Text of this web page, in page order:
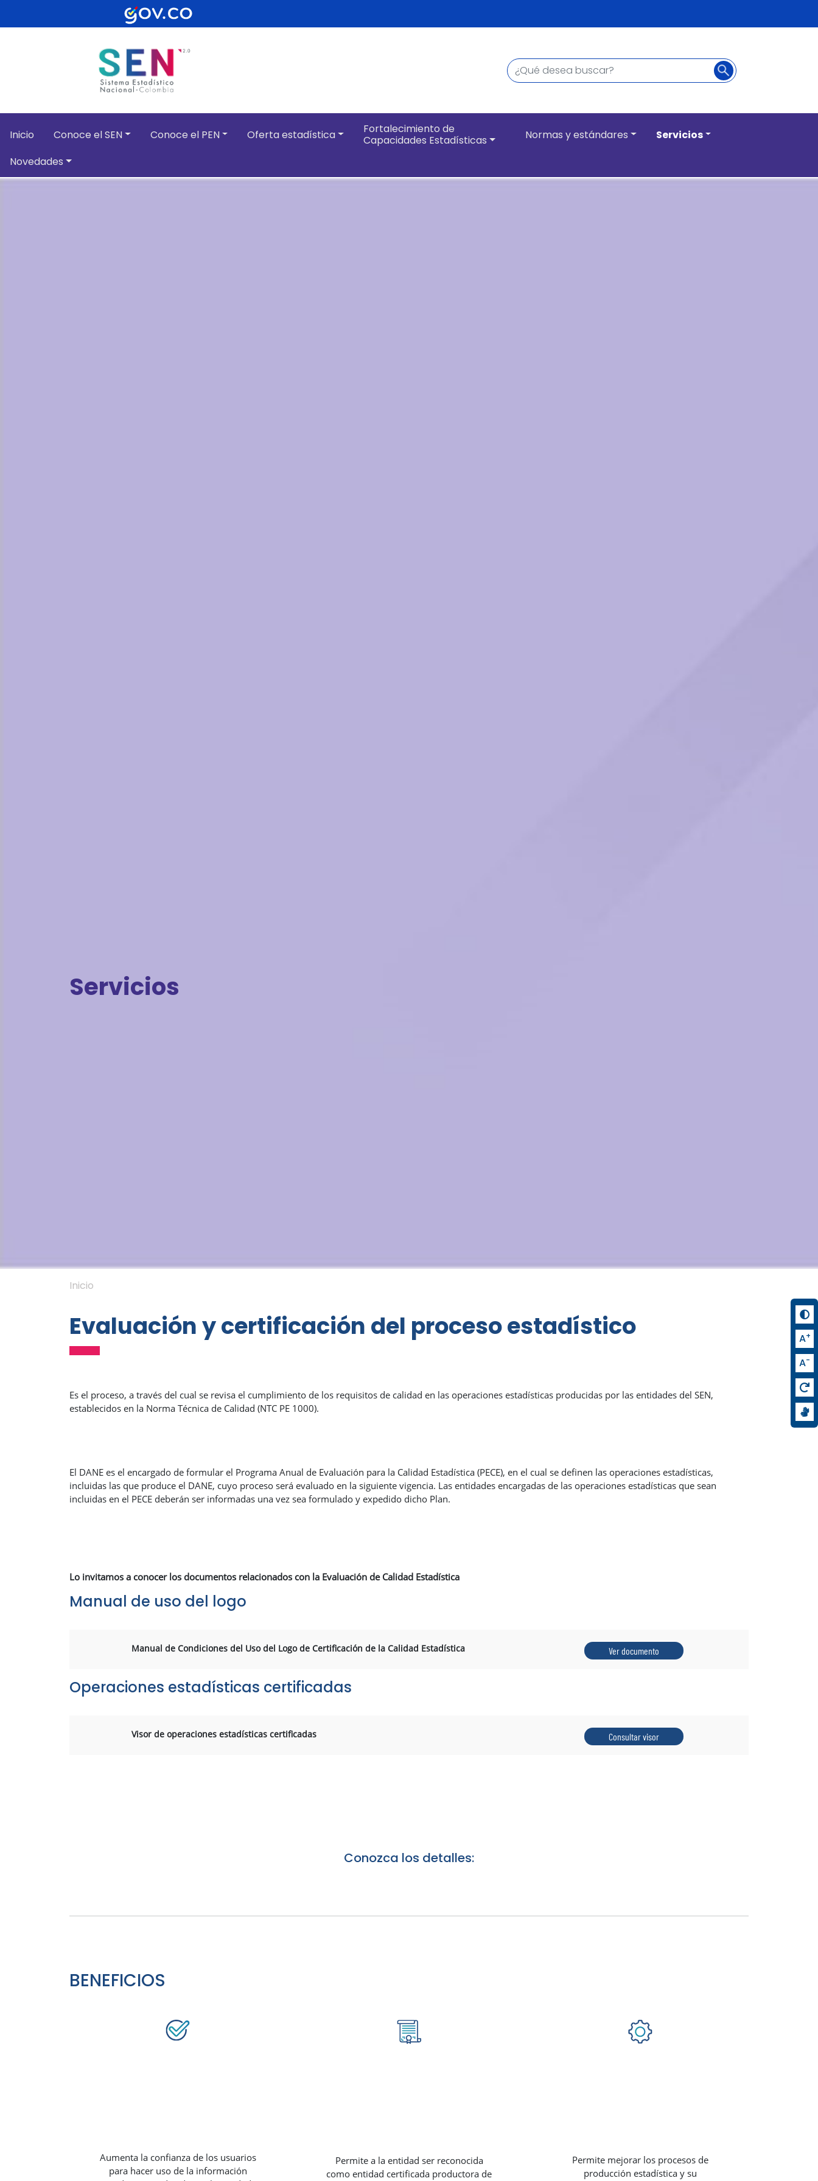
Pasar al contenido principal
Buscar Buscar
Navegación principal
Inicio Conoce el SEN Conoce el PEN Oferta estadística
Fortalecimiento de
Capacidades Estadísticas
Normas y estándares
Servicios
Novedades
Servicios
Inicio
Evaluación y certificación del proceso estadístico
Es el proceso, a través del cual se revisa el cumplimiento de los requisitos de calidad en las operaciones estadísticas producidas por las entidades del SEN,
establecidos en la Norma Técnica de Calidad (NTC PE 1000).
El DANE es el encargado de formular el Programa Anual de Evaluación para la Calidad Estadística (PECE), en el cual se definen las operaciones estadísticas,
incluidas las que produce el DANE, cuyo proceso será evaluado en la siguiente vigencia. Las entidades encargadas de las operaciones estadísticas que sean
incluidas en el PECE deberán ser informadas una vez sea formulado y expedido dicho Plan.
Lo invitamos a conocer los documentos relacionados con la Evaluación de Calidad Estadística
Manual de uso del logo
Manual de Condiciones del Uso del Logo de Certificación de la Calidad Estadística Ver documento
Operaciones estadísticas certificadas
Visor de operaciones estadísticas certificadas Consultar visor
Conozca los detalles:
BENEFICIOS
Aumenta la confianza de los usuarios
para hacer uso de la información
Permite a la entidad ser reconocida
como entidad certificada productora de
Permite mejorar los procesos de
producción estadística y su
A+
A-